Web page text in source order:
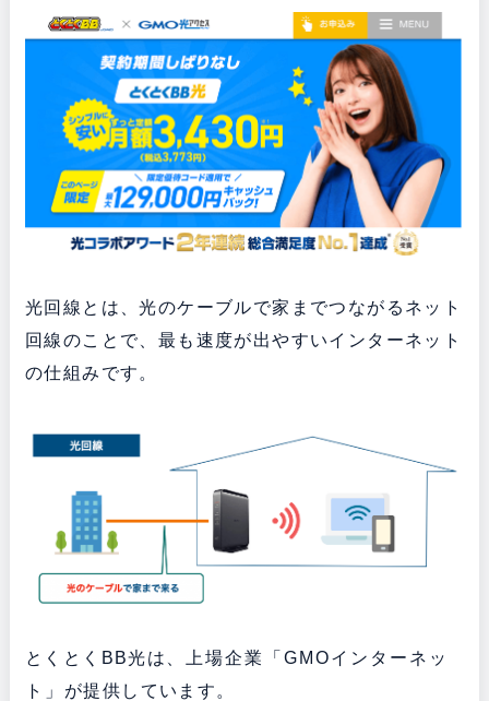
光回線とは、光のケーブルで家までつながるネット
回線のことで、最も速度が出やすいインターネット
の仕組みです。
とくとくBB光は、
上場企業「GMOインターネッ
ト」 が提供しています。